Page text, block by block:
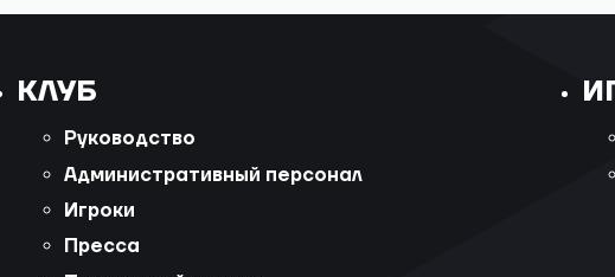
КЛУБ
Руководство
Административный персонал
Игроки
Пресса